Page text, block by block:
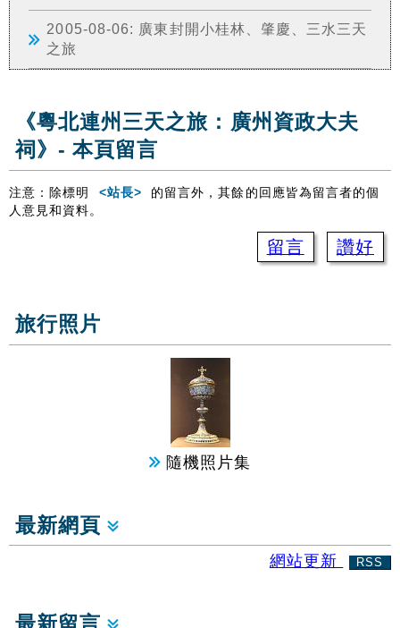
2005-08-06: 廣東封開小桂林、肇慶、三水三天
之旅
《粵北連州三天之旅：廣州資政大夫
祠》- 本頁留言
注意：除標明 <站長>
的留言外，其餘的回應皆為留言者的個
人意見和資料。
留言 讚好
旅行照片
隨機照片集
最新網頁
網站更新 RSS